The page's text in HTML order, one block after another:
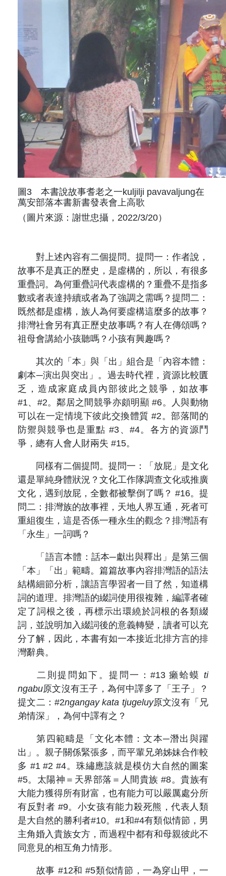
圖3 本書說故事耆老之一kuljilji pavavaljung在
萬安部落本書新書發表會上高歌
（圖片來源：謝世忠攝，2022/3/20）
對上述內容有二個提問。提問一：作者說，
故事不是真正的歷史，是虛構的，所以，有很多
重疊詞。為何重疊詞代表虛構的？重疊不是指多
數或者表達持續或者為了強調之需嗎？提問二：
既然都是虛構，族人為何要虛構這麼多的故事？
排灣社會另有真正歷史故事嗎？有人在傳頌嗎？
祖母會講給小孩聽嗎？小孩有興趣嗎？
其次的「本」與「出」組合是「內容本體：
劇本─演出與突出」。過去時代裡，資源比較匱
乏，造成家庭成員內部彼此之競爭，如故事
#1、#2。鄰居之間競爭亦頗明顯 #6。人與動物
可以在一定情境下彼此交換體質 #2。部落間的
防禦與競爭也是重點 #3、#4。各方的資源鬥
爭，總有人會人財兩失 #15。
同樣有二個提問。提問一：「放屁」是文化
還是單純身體狀況？文化工作隊調查文化或推廣
文化，遇到放屁，全數都被擊倒了嗎？ #16。提
問二：排灣族的故事裡，天地人界互通，死者可
重組復生，這是否係一種永生的觀念？排灣語有
「永生」一詞嗎？
「語言本體：話本─獻出與釋出」是第三個
「本」「出」範疇。篇篇故事內容排灣語的語法
結構細節分析，讓語言學習者一目了然，知道構
詞的道理。排灣語的綴詞使用很複雜，編譯者確
定了詞根之後，再標示出環繞於詞根的各類綴
詞，並說明加入綴詞後的意義轉變，讀者可以充
分了解，因此，本書有如一本接近北排方言的排
灣辭典。
二則提問如下。提問一：#13 癩蛤蟆 ti
ngabu原文沒有王子，為何中譯多了「王子」？
提文二：#2ngangay kata tjugeluy原文沒有「兄
弟情深」，為何中譯有之？
第四範疇是「文化本體：文本─潛出與躍
出」。親子關係緊張多，而平輩兄弟姊妹合作較
多 #1 #2 #4。珠繡應該就是模仿大自然的圖案
#5。太陽神＝天界部落＝人間貴族 #8。貴族有
大能力獲得所有財富，也有能力可以嚴厲處分所
有反對者 #9。小女孩有能力殺死熊，代表人類
是大自然的勝利者#10。#1和#4有類似情節，男
主角婚入貴族女方，而過程中都有和母親彼此不
同意見的相互角力情形。
故事 #12和 #5類似情節，一為穿山甲，一